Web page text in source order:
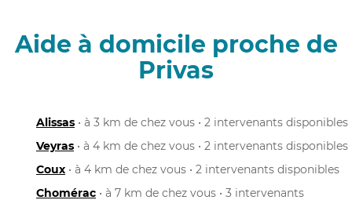
Aide à domicile proche de
Privas
Alissas • à 3 km de chez vous • 2 intervenants disponibles
Veyras • à 4 km de chez vous • 2 intervenants disponibles
Coux • à 4 km de chez vous • 2 intervenants disponibles
Chomérac • à 7 km de chez vous • 3 intervenants